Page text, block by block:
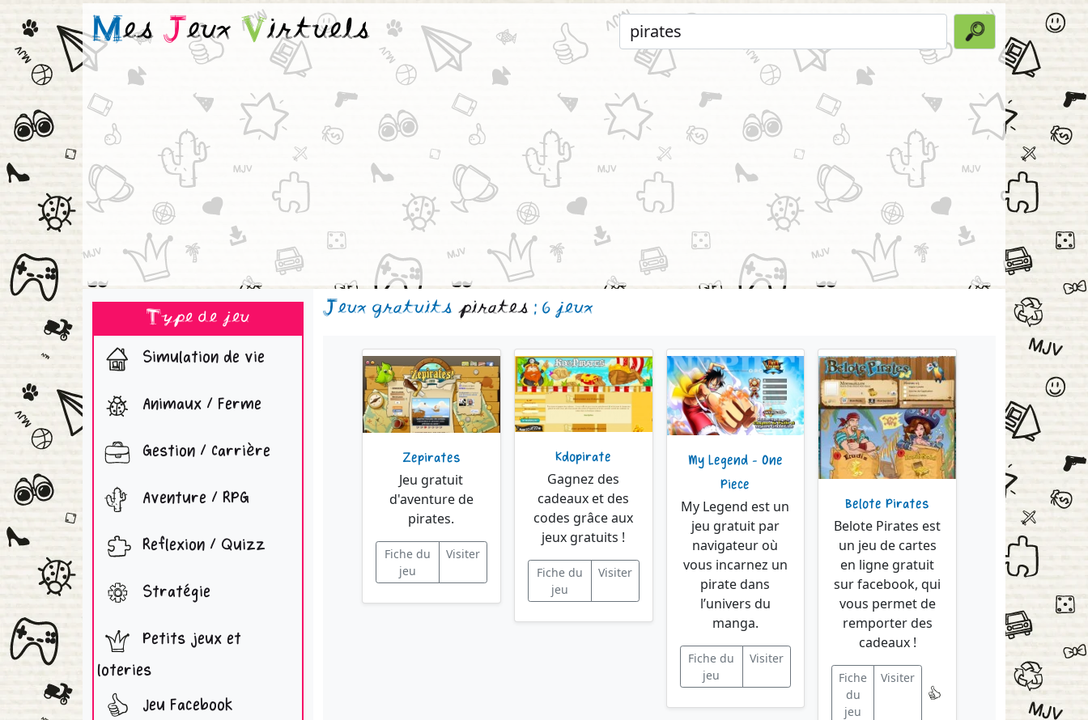
Mes Jeux Virtuels
Type de jeu
Simulation de vie
Animaux / Ferme
Gestion / Carrière
Aventure / RPG
Reflexion / Quizz
Stratégie
Petits jeux et
loteries
Jeu Facebook
Jeux gratuits pirates : 6 jeux
Zepirates
Jeu gratuit
d'aventure de
pirates.
Fiche du
jeu
Visiter
Kdopirate
Gagnez des
cadeaux et des
codes grâce aux
jeux gratuits !
Fiche du
jeu
Visiter
My Legend - One
Piece
My Legend est un
jeu gratuit par
navigateur où
vous incarnez un
pirate dans
l’univers du
manga.
Fiche du
jeu
Visiter
Belote Pirates
Belote Pirates est
un jeu de cartes
en ligne gratuit
sur facebook, qui
vous permet de
remporter des
cadeaux !
Fiche
du
jeu
Visiter